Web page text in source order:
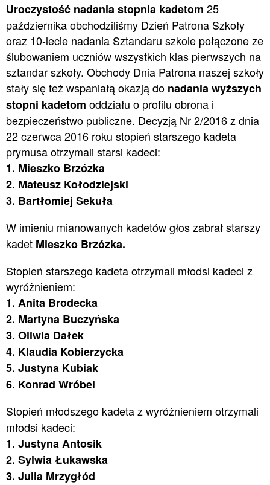
Uroczystość nadania stopnia kadetom 25
października obchodziliśmy Dzień Patrona Szkoły
oraz 10-lecie nadania Sztandaru szkole połączone ze
ślubowaniem uczniów wszystkich klas pierwszych na
sztandar szkoły. Obchody Dnia Patrona naszej szkoły
stały się też wspaniałą okazją donadania wyższych
stopni kadetom oddziału o profilu obrona i
bezpieczeństwo publiczne. Decyzją Nr 2/2016 z dnia
22 czerwca 2016 roku stopień starszego kadeta
prymusa otrzymali starsi kadeci:
1. Mieszko Brzózka
2. Mateusz Kołodziejski
3. Bartłomiej Sekuła
W imieniu mianowanych kadetów głos zabrał starszy
kadet Mieszko Brzózka.
Stopień starszego kadeta otrzymali młodsi kadeci z
wyróżnieniem:
1. Anita Brodecka
2. Martyna Buczyńska
3. Oliwia Dałek
4. Klaudia Kobierzycka
5. Justyna Kubiak
6. Konrad Wróbel
Stopień młodszego kadeta z wyróżnieniem otrzymali
młodsi kadeci:
1. Justyna Antosik
2. Sylwia Łukawska
3. Julia Mrzygłód